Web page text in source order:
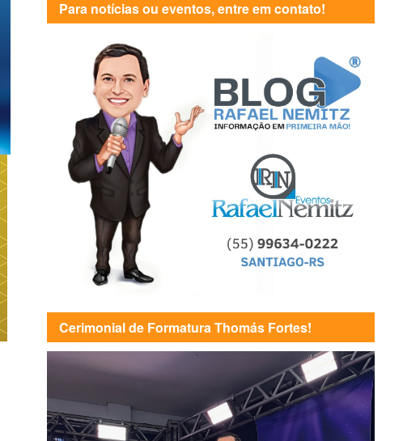
Para notícias ou eventos, entre em contato!
Cerimonial de Formatura Thomás Fortes!